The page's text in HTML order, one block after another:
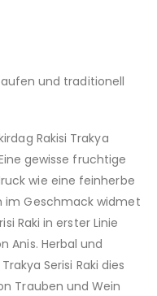
und traditionell
Rakisi Trakya
gewisse fruchtige
wie eine feinherbe
im Geschmack widmet
Raki in erster Linie
Anis. Herbal und
Serisi Raki dies
Trauben und Wein